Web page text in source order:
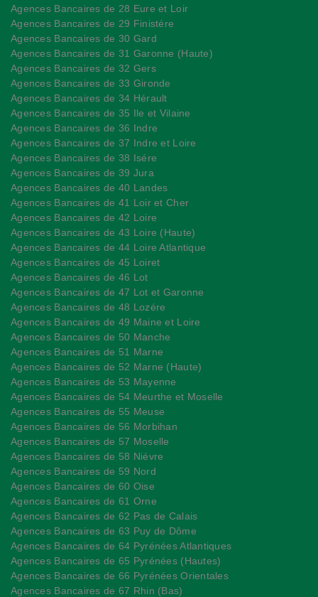
Agences Bancaires de 28 Eure et Loir
Agences Bancaires de 29 Finistére
Agences Bancaires de 30 Gard
Agences Bancaires de 31 Garonne (Haute)
Agences Bancaires de 32 Gers
Agences Bancaires de 33 Gironde
Agences Bancaires de 34 Hérault
Agences Bancaires de 35 Ile et Vilaine
Agences Bancaires de 36 Indre
Agences Bancaires de 37 Indre et Loire
Agences Bancaires de 38 Isére
Agences Bancaires de 39 Jura
Agences Bancaires de 40 Landes
Agences Bancaires de 41 Loir et Cher
Agences Bancaires de 42 Loire
Agences Bancaires de 43 Loire (Haute)
Agences Bancaires de 44 Loire Atlantique
Agences Bancaires de 45 Loiret
Agences Bancaires de 46 Lot
Agences Bancaires de 47 Lot et Garonne
Agences Bancaires de 48 Lozére
Agences Bancaires de 49 Maine et Loire
Agences Bancaires de 50 Manche
Agences Bancaires de 51 Marne
Agences Bancaires de 52 Marne (Haute)
Agences Bancaires de 53 Mayenne
Agences Bancaires de 54 Meurthe et Moselle
Agences Bancaires de 55 Meuse
Agences Bancaires de 56 Morbihan
Agences Bancaires de 57 Moselle
Agences Bancaires de 58 Niévre
Agences Bancaires de 59 Nord
Agences Bancaires de 60 Oise
Agences Bancaires de 61 Orne
Agences Bancaires de 62 Pas de Calais
Agences Bancaires de 63 Puy de Dôme
Agences Bancaires de 64 Pyrénées Atlantiques
Agences Bancaires de 65 Pyrénées (Hautes)
Agences Bancaires de 66 Pyrénées Orientales
Agences Bancaires de 67 Rhin (Bas)